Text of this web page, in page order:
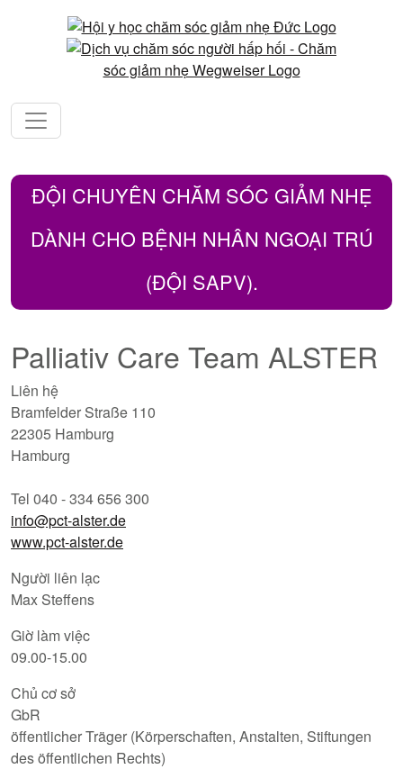
ĐỘI CHUYÊN CHĂM SÓC GIẢM NHẸ
DÀNH CHO BỆNH NHÂN NGOẠI TRÚ
(ĐỘI SAPV).
Palliativ Care Team ALSTER
Liên hệ
Bramfelder Straße 110
22305 Hamburg
Hamburg
Tel 040 - 334 656 300
info@pct-alster.de
www.pct-alster.de
Người liên lạc
Max Steffens
Giờ làm việc
09.00-15.00
Chủ cơ sở
GbR
öffentlicher Träger (Körperschaften, Anstalten, Stiftungen
des öffentlichen Rechts)